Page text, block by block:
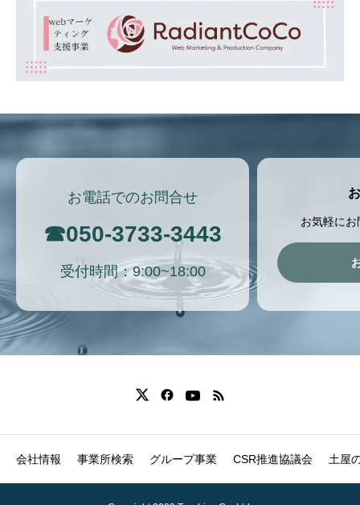
お電話でのお問合せ
☎050-3733-3443
受付時間：9:00~18:00
お気軽に
会社情報 事業所検索 グループ事業 CSR推進協議会 土屋